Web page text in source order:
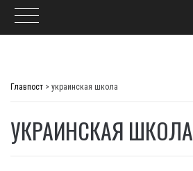
Главпост > украинская школа
УКРАИНСКАЯ ШКОЛА